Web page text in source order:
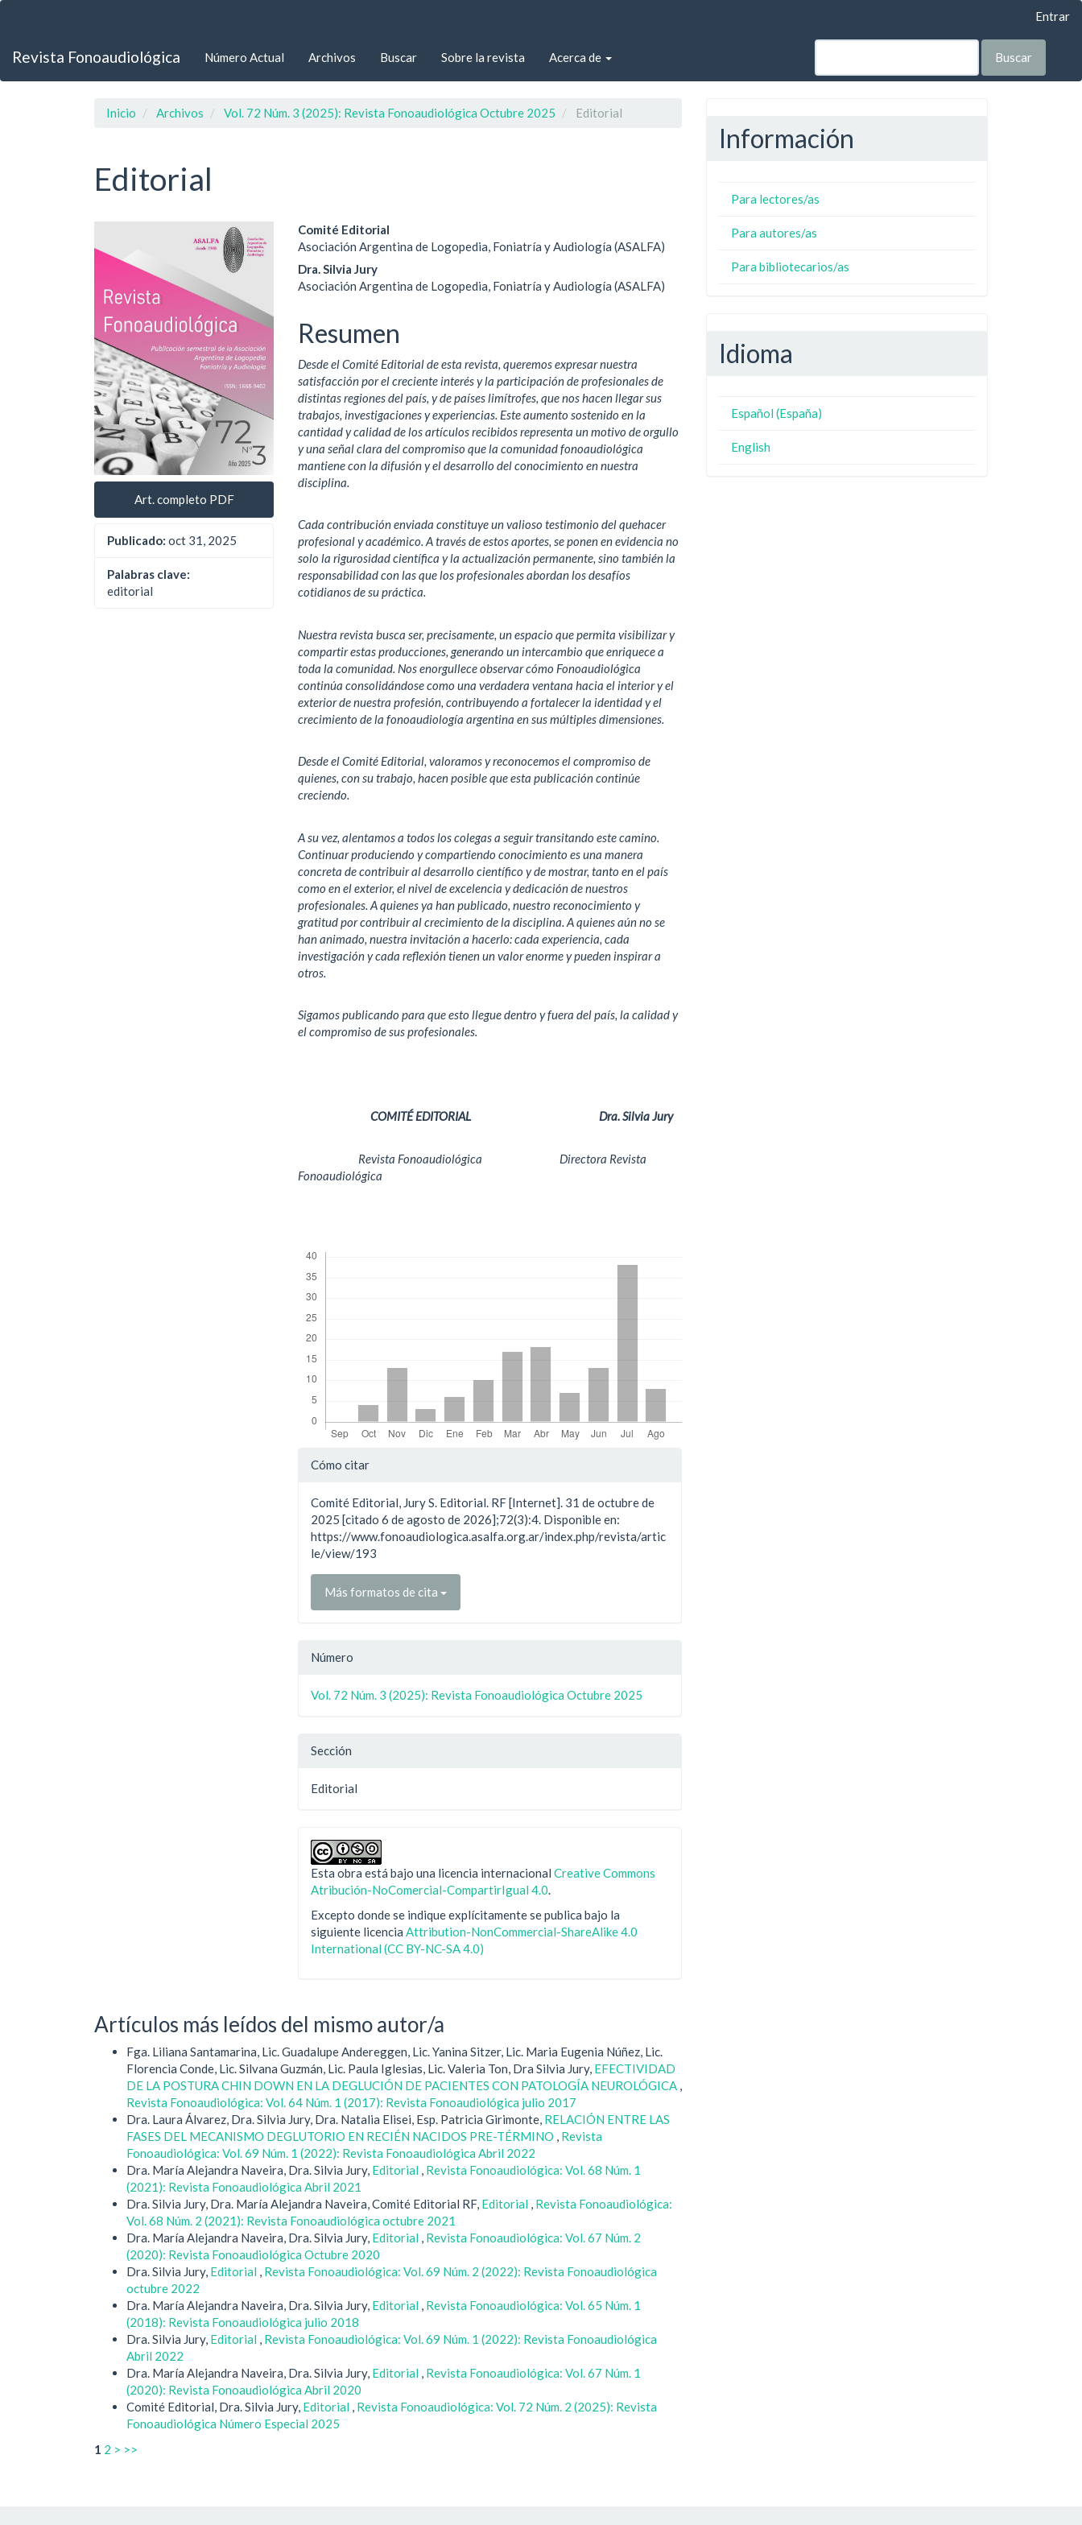
principal
Entrar
Revista Fonoaudiológica Número Actual Archivos Buscar Sobre la revista Acerca de Buscar
Inicio Archivos Vol. 72 Núm. 3 (2025): Revista Fonoaudiológica Octubre 2025 Editorial
Editorial
lateral
del
artículo
Art. completo PDF
Publicado: oct 31, 2025
Palabras clave:
editorial
Contenido
principal
del
artículo
Comité Editorial
Asociación Argentina de Logopedia, Foniatría y Audiología (ASALFA)
Dra. Silvia Jury
Asociación Argentina de Logopedia, Foniatría y Audiología (ASALFA)
Resumen
Desde el Comité Editorial de esta revista, queremos expresar nuestra
satisfacción por el creciente interés y la participación de profesionales de
distintas regiones del país, y de países limítrofes, que nos hacen llegar sus
trabajos, investigaciones y experiencias. Este aumento sostenido en la
cantidad y calidad de los artículos recibidos representa un motivo de orgullo
y una señal clara del compromiso que la comunidad fonoaudiológica
mantiene con la difusión y el desarrollo del conocimiento en nuestra
disciplina.
Cada contribución enviada constituye un valioso testimonio del quehacer
profesional y académico. A través de estos aportes, se ponen en evidencia no
solo la rigurosidad científica y la actualización permanente, sino también la
responsabilidad con las que los profesionales abordan los desafíos
cotidianos de su práctica.
Nuestra revista busca ser, precisamente, un espacio que permita visibilizar y
compartir estas producciones, generando un intercambio que enriquece a
toda la comunidad. Nos enorgullece observar cómo Fonoaudiológica
continúa consolidándose como una verdadera ventana hacia el interior y el
exterior de nuestra profesión, contribuyendo a fortalecer la identidad y el
crecimiento de la fonoaudiología argentina en sus múltiples dimensiones.
Desde el Comité Editorial, valoramos y reconocemos el compromiso de
quienes, con su trabajo, hacen posible que esta publicación continúe
creciendo.
A su vez, alentamos a todos los colegas a seguir transitando este camino.
Continuar produciendo y compartiendo conocimiento es una manera
concreta de contribuir al desarrollo científico y de mostrar, tanto en el país
como en el exterior, el nivel de excelencia y dedicación de nuestros
profesionales. A quienes ya han publicado, nuestro reconocimiento y
gratitud por contribuir al crecimiento de la disciplina. A quienes aún no se
han animado, nuestra invitación a hacerlo: cada experiencia, cada
investigación y cada reflexión tienen un valor enorme y pueden inspirar a
otros.
Sigamos publicando para que esto llegue dentro y fuera del país, la calidad y
el compromiso de sus profesionales.
COMITÉ EDITORIAL Dra. Silvia Jury
Revista Fonoaudiológica Directora Revista
Fonoaudiológica
Detalles
artículo
Cómo citar
Comité Editorial, Jury S. Editorial. RF [Internet]. 31 de octubre de
2025 [citado 6 de agosto de 2026];72(3):4. Disponible en:
https://www.fonoaudiologica.asalfa.org.ar/index.php/revista/artic
le/view/193
Más formatos de cita
Número
Vol. 72 Núm. 3 (2025): Revista Fonoaudiológica Octubre 2025
Sección
Editorial
Esta obra está bajo una licencia internacionalCreative Commons
Atribución-NoComercial-CompartirIgual 4.0
Excepto donde se indique explícitamente se publica bajo la
siguiente licenciaAttribution-NonCommercial-ShareAlike 4.0
International (CC BY-NC-SA 4.0)
Artículos más leídos del mismo autor/a
Fga. Liliana Santamarina, Lic. Guadalupe Andereggen, Lic. Yanina Sitzer, Lic. Maria Eugenia Núñez, Lic.
Florencia Conde, Lic. Silvana Guzmán, Lic. Paula Iglesias, Lic. Valeria Ton, Dra Silvia Jury, EFECTIVIDAD
DE LA POSTURA CHIN DOWN EN LA DEGLUCIÓN DE PACIENTES CON PATOLOGÍA NEUROLÓGICA ,
Revista Fonoaudiológica: Vol. 64 Núm. 1 (2017): Revista Fonoaudiológica julio 2017
Dra. Laura Álvarez, Dra. Silvia Jury, Dra. Natalia Elisei, Esp. Patricia Girimonte, RELACIÓN ENTRE LAS
FASES DEL MECANISMO DEGLUTORIO EN RECIÉN NACIDOS PRE-TÉRMINO , Revista
Fonoaudiológica: Vol. 69 Núm. 1 (2022): Revista Fonoaudiológica Abril 2022
Dra. María Alejandra Naveira, Dra. Silvia Jury, Editorial , Revista Fonoaudiológica: Vol. 68 Núm. 1
(2021): Revista Fonoaudiológica Abril 2021
Dra. Silvia Jury, Dra. María Alejandra Naveira, Comité Editorial RF, Editorial , Revista Fonoaudiológica:
Vol. 68 Núm. 2 (2021): Revista Fonoaudiológica octubre 2021
Dra. María Alejandra Naveira, Dra. Silvia Jury, Editorial , Revista Fonoaudiológica: Vol. 67 Núm. 2
(2020): Revista Fonoaudiológica Octubre 2020
Dra. Silvia Jury, Editorial , Revista Fonoaudiológica: Vol. 69 Núm. 2 (2022): Revista Fonoaudiológica
octubre 2022
Dra. María Alejandra Naveira, Dra. Silvia Jury, Editorial , Revista Fonoaudiológica: Vol. 65 Núm. 1
(2018): Revista Fonoaudiológica julio 2018
Dra. Silvia Jury, Editorial , Revista Fonoaudiológica: Vol. 69 Núm. 1 (2022): Revista Fonoaudiológica
Abril 2022
Dra. María Alejandra Naveira, Dra. Silvia Jury, Editorial , Revista Fonoaudiológica: Vol. 67 Núm. 1
(2020): Revista Fonoaudiológica Abril 2020
Comité Editorial, Dra. Silvia Jury, Editorial , Revista Fonoaudiológica: Vol. 72 Núm. 2 (2025): Revista
Fonoaudiológica Número Especial 2025
1 2 > >>
Información
Para lectores/as
Para autores/as
Para bibliotecarios/as
Idioma
Español (España)
English